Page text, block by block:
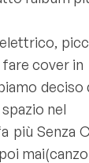
cover in
nel
più Senza